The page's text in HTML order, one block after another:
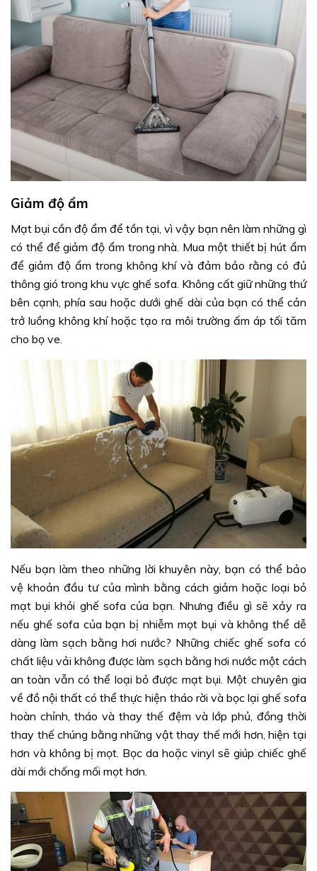
Giảm độ ẩm
Mạt bụi cần độ ẩm để tồn tại, vì vậy bạn nên làm những gì
có thể để giảm độ ẩm trong nhà. Mua một thiết bị hút ẩm
để giảm độ ẩm trong không khí và đảm bảo rằng có đủ
thông gió trong khu vực ghế sofa. Không cất giữ những thứ
bên cạnh, phía sau hoặc dưới ghế dài của bạn có thể cản
trở luồng không khí hoặc tạo ra môi trường ấm áp tối tăm
cho bọ ve.
Nếu bạn làm theo những lời khuyên này, bạn có thể bảo
vệ khoản đầu tư của mình bằng cách giảm hoặc loại bỏ
mạt bụi khỏi ghế sofa của bạn. Nhưng điều gì sẽ xảy ra
nếu ghế sofa của bạn bị nhiễm mọt bụi và không thể dễ
dàng làm sạch bằng hơi nước? Những chiếc ghế sofa có
chất liệu vải không được làm sạch bằng hơi nước một cách
an toàn vẫn có thể loại bỏ được mạt bụi. Một chuyên gia
về đồ nội thất có thể thực hiện tháo rời và bọc lại ghế sofa
hoàn chỉnh, tháo và thay thế đệm và lớp phủ, đồng thời
thay thế chúng bằng những vật thay thế mới hơn, hiện tại
hơn và không bị mọt. Bọc da hoặc vinyl sẽ giúp chiếc ghế
dài mới chống mối mọt hơn.